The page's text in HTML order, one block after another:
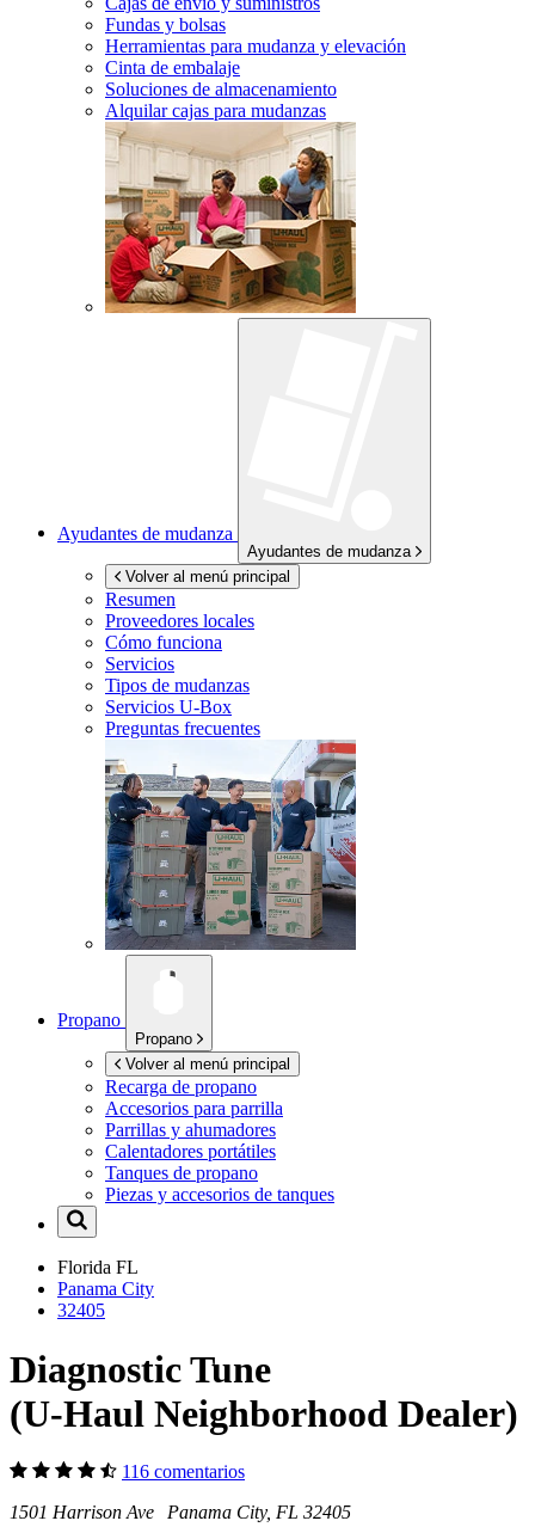
Fundas y bolsas
Herramientas para mudanza y elevación
Cinta de embalaje
Soluciones de almacenamiento
Alquilar cajas para mudanzas
Ayudantes de mudanza
Ayudantes de mudanza
Volver al menú principal
Resumen
Proveedores locales
Cómo funciona
Servicios
Tipos de mudanzas
Servicios U-Box
Preguntas frecuentes
Propano
Propano
Volver al menú principal
Recarga de propano
Accesorios para parrilla
Parrillas y ahumadores
Calentadores portátiles
Tanques de propano
Piezas y accesorios de tanques
Florida FL
Panama City
32405
Diagnostic Tune
(U-Haul Neighborhood Dealer)
116 comentarios
1501 Harrison Ave Panama City, FL 32405